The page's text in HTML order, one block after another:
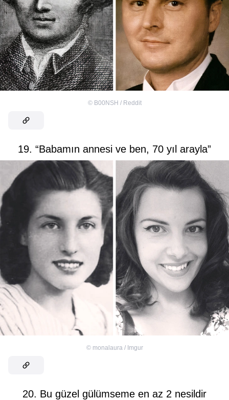
© B00NSH / Reddit
19. “Babamın annesi ve ben, 70 yıl arayla”
© monalaura / Imgur
20. Bu güzel gülümseme en az 2 nesildir